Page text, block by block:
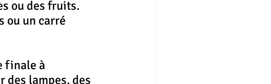
ou des fruits.
ou un carré
finale à
des lampes, des